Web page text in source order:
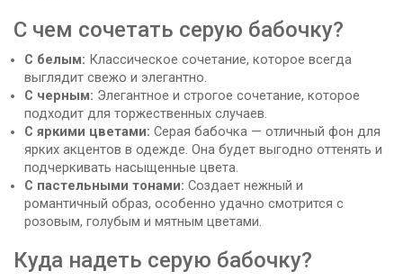
С чем сочетать серую бабочку?
С белым: Классическое сочетание, которое всегда
выглядит свежо и элегантно.
С черным: Элегантное и строгое сочетание, которое
подходит для торжественных случаев.
С яркими цветами: Серая бабочка — отличный фон для
ярких акцентов в одежде. Она будет выгодно оттенять и
подчеркивать насыщенные цвета.
С пастельными тонами: Создает нежный и
романтичный образ, особенно удачно смотрится с
розовым, голубым и мятным цветами.
Куда надеть серую бабочку?